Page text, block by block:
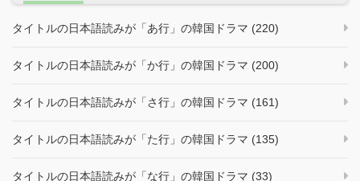
タイトルの日本語読みが「あ行」の韓国ドラマ (220)
タイトルの日本語読みが「か行」の韓国ドラマ (200)
タイトルの日本語読みが「さ行」の韓国ドラマ (161)
タイトルの日本語読みが「た行」の韓国ドラマ (135)
タイトルの日本語読みが「な行」の韓国ドラマ (33)